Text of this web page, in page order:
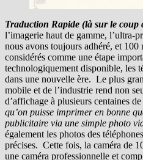
Traduction Rapide (là sur le coup
l’imagerie haut de gamme, l’ultra-
nous avons toujours adhéré, et
considérés comme une étape
technologiquement disponible, les
dans une nouvelle ère. Le plus
mobile et de l’industrie rend non
d’affichage à plusieurs centaines de
qu’on puisse imprimer en bonne
publicitaire via une simple photo
également les photos des
précises. Cette fois, la caméra de
une caméra professionnelle et